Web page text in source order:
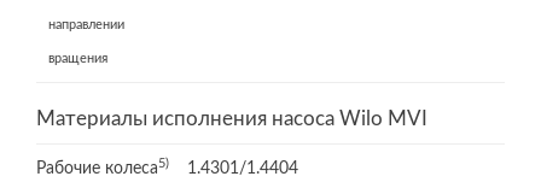
направлении
вращения
Материалы исполнения насоса Wilo MVI
Рабочие колеса 5) 1.4301/1.4404